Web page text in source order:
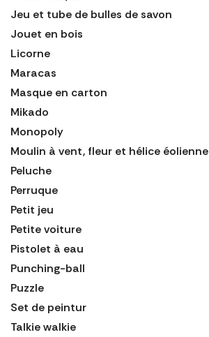
Jeu et tube de bulles de savon
Jouet en bois
Licorne
Maracas
Masque en carton
Mikado
Monopoly
Moulin à vent, fleur et hélice éolienne
Peluche
Perruque
Petit jeu
Petite voiture
Pistolet à eau
Punching-ball
Puzzle
Set de peintur
Talkie walkie